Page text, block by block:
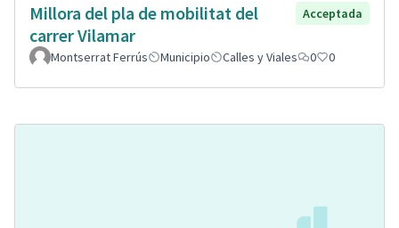
Millora del pla de mobilitat del
carrer Vilamar
Acceptada
Montserrat Ferrús Municipio Calles y Viales 0 0